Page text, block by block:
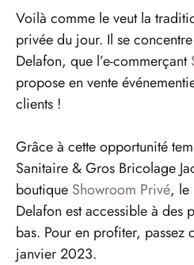
Voilà comme le veut la
privée du jour. Il se
Delafon, que l’e-commerçant
propose en vente
clients !
Grâce à cette opportunité
Sanitaire & Gros Bricolage
boutique Showroom Privé, le
Delafon est accessible à des
bas. Pour en profiter, passez
janvier 2023.